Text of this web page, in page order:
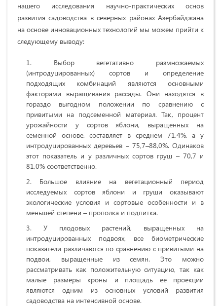
нашего исследования научно-практических основ
развития садоводства в северных районах Азербайджана
на основе инновационных технологий мы можем прийти к
следующему выводу:
Выбор вегетативно размножаемых
(интродуцированных) сортов и определение
подходящих комбинаций являются основными
факторами выращивания рассады. Они находятся в
гораздо выгодном положении по сравнению с
привитыми на подсеменной материал. Так, процент
урожайности у сортов яблони, выращенных на
семенной основе, составляет в среднем 71,4%, а у
интродуцированных деревьев – 75,7–88,0%. Одинаков
этот показатель и у различных сортов груш – 70,7 и
81,0% соответственно.
Большое влияние на вегетационный период
исследуемых сортов яблони и груши оказывают
экологические условия и сортовые особенности и в
меньшей степени – прополка и подпитка.
У плодовых растений, выращенных на
интродуцированных подвоях, все биометрические
показатели различаются по сравнению с привитыми на
подвои, выращенные из семян. Это можно
рассматривать как положительную ситуацию, так как
малые размеры кроны и площадь ее проекции
являются одним из основных условий развития
садоводства на интенсивной основе.